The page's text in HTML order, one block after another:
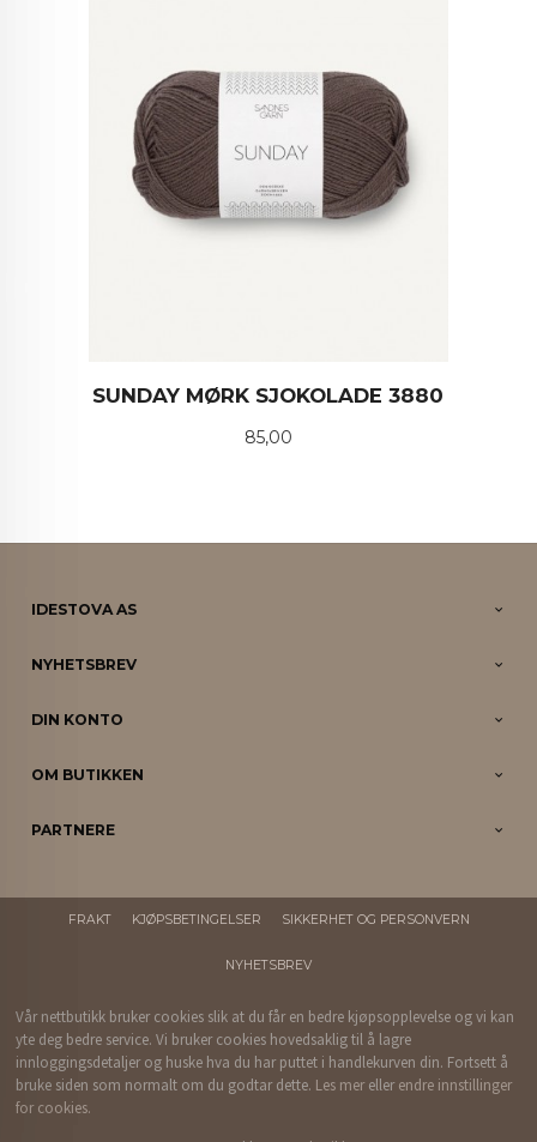
SUNDAY MØRK SJOKOLADE 3880
Pris
85,00
IDESTOVA AS
NYHETSBREV
DIN KONTO
OM BUTIKKEN
PARTNERE
FRAKT KJØPSBETINGELSER SIKKERHET OG PERSONVERN
NYHETSBREV
Vår nettbutikk bruker cookies slik at du får en bedre kjøpsopplevelse og vi kan
yte deg bedre service. Vi bruker cookies hovedsaklig til å lagre
innloggingsdetaljer og huske hva du har puttet i handlekurven din. Fortsett å
bruke siden som normalt om du godtar dette. Les mer eller endre innstillinger
for cookies.